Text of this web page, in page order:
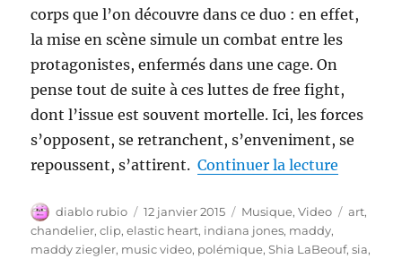
corps que l’on découvre dans ce duo : en effet,
la mise en scène simule un combat entre les
protagonistes, enfermés dans une cage. On
pense tout de suite à ces luttes de free fight,
dont l’issue est souvent mortelle. Ici, les forces
s’opposent, se retranchent, s’enveniment, se
repoussent, s’attirent.Continuer la lecture
Auteur
diablo rubio
Publié
le
12 janvier 2015 Catégories
Musique,Video art,
chandelier,clip,elastic heart, indiana jones, maddy,
maddy ziegler, music video, polémique,Shia LaBeouf,sia,